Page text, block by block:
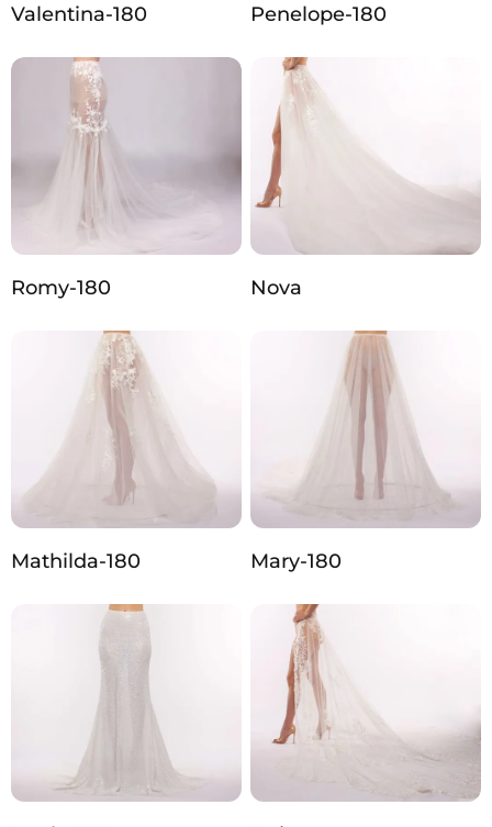
Valentina-180 Penelope-180
Romy-180 Nova
Mathilda-180 Mary-180